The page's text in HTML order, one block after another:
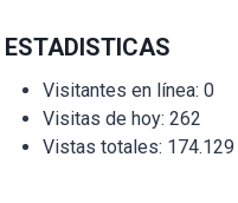
ESTADISTICAS
Visitantes en línea: 0
Visitas de hoy: 262
Vistas totales: 174.129